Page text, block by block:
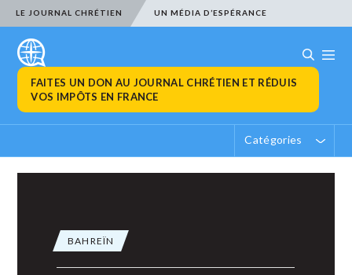
LE JOURNAL CHRÉTIEN UN MÉDIA D’ESPÉRANCE
FAITES UN DON AU JOURNAL CHRÉTIEN ET RÉDUIS
VOS IMPÔTS EN FRANCE
Catégories
BAHREÏN